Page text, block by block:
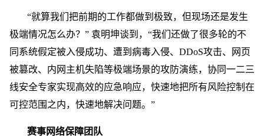
“就算我们把前期的工作都做到极致，但现场还是发生
极端情况怎么办？” 袁明坤谈到，“我们还做了很多轮的不
同系统假定被入侵成功、遭到病毒入侵、DDoS攻击、网页
被篡改、内网主机失陷等极端场景的攻防演练，协同一二三
线安全专家实现高效的应急响应，快速地把所有风险控制在
可控范围之内，快速地解决问题。”
赛事网络保障团队